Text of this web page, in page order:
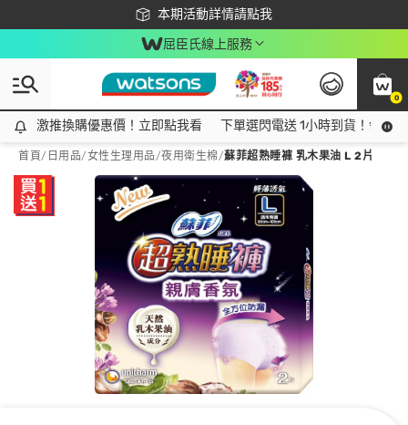
本期活動詳情請點我
下載app最高回饋$350
屈臣氏線上服務
0
激推換購優惠價！立即點我看
激推換購優惠價！立即點我看 下單選閃電送 1小時到貨！領神
首頁/ 日用品/女性生理用品/夜用衛生棉/蘇菲超熟睡褲 乳木果油 L 2片